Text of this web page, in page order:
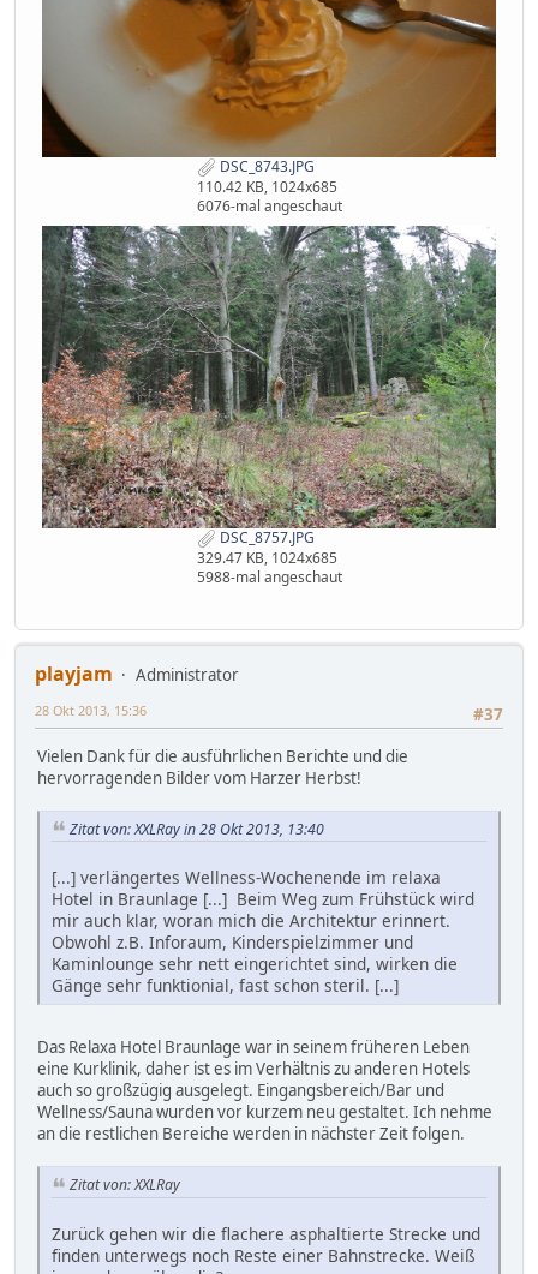
DSC_8743.JPG
110.42 KB, 1024x685
6076-mal angeschaut
DSC_8757.JPG
329.47 KB, 1024x685
5988-mal angeschaut
playjam
Administrator
#37
28 Okt 2013, 15:36
Vielen Dank für die ausführlichen Berichte und die
hervorragenden Bilder vom Harzer Herbst!
Zitat von: XXLRay in 28 Okt 2013, 13:40
[...] verlängertes Wellness-Wochenende im relaxa
Hotel in Braunlage [...] Beim Weg zum Frühstück wird
mir auch klar, woran mich die Architektur erinnert.
Obwohl z.B. Inforaum, Kinderspielzimmer und
Kaminlounge sehr nett eingerichtet sind, wirken die
Gänge sehr funktionial, fast schon steril. [...]
Das Relaxa Hotel Braunlage war in seinem früheren Leben
eine Kurklinik, daher ist es im Verhältnis zu anderen Hotels
auch so großzügig ausgelegt. Eingangsbereich/Bar und
Wellness/Sauna wurden vor kurzem neu gestaltet. Ich nehme
an die restlichen Bereiche werden in nächster Zeit folgen.
Zitat von: XXLRay
Zurück gehen wir die flachere asphaltierte Strecke und
finden unterwegs noch Reste einer Bahnstrecke. Weiß